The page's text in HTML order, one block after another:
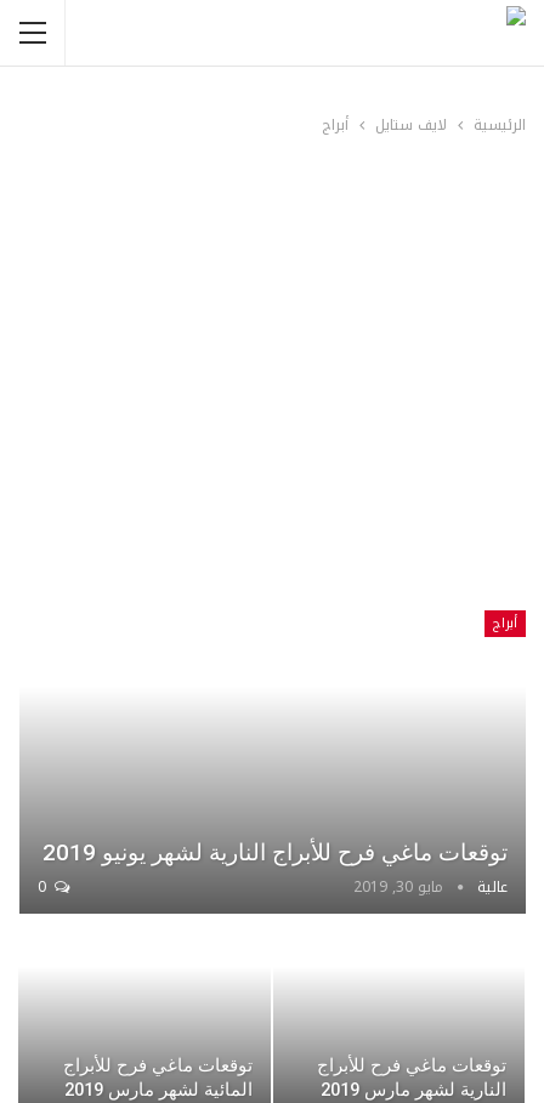
الرئيسية لايف ستايل أبراج
أبراج
توقعات ماغي فرح للأبراج النارية لشهر يونيو 2019
عالية مايو 30, 2019
توقعات ماغي فرح للأبراج
النارية لشهر مارس 2019
توقعات ماغي فرح للأبراج
المائية لشهر مارس 2019